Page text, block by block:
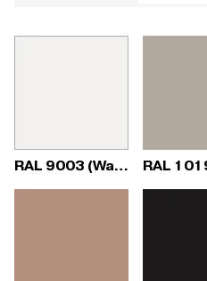
RAL 9003 (Wave)